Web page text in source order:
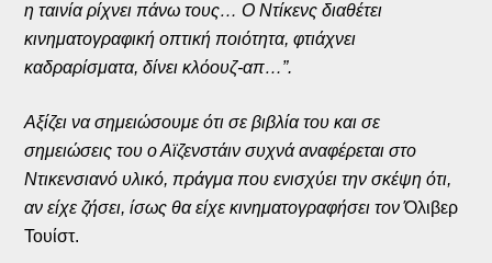
η ταινία ρίχνει πάνω τους… Ο Ντίκενς διαθέτει
κινηματογραφική οπτική ποιότητα, φτιάχνει
καδραρίσματα, δίνει κλόουζ-απ…”.
Αξίζει να σημειώσουμε ότι σε βιβλία του και σε
σημειώσεις του ο Αϊζενστάιν συχνά αναφέρεται στο
Ντικενσιανό υλικό, πράγμα που ενισχύει την σκέψη ότι,
αν είχε ζήσει, ίσως θα είχε κινηματογραφήσει τονΌλιβερ
Τουίστ.